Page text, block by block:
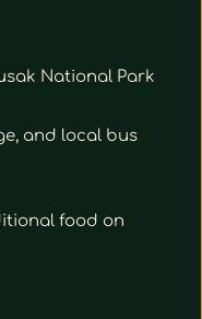
National Park
and local bus
food on